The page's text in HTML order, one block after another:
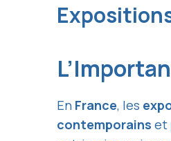
En France, les
contemporains et